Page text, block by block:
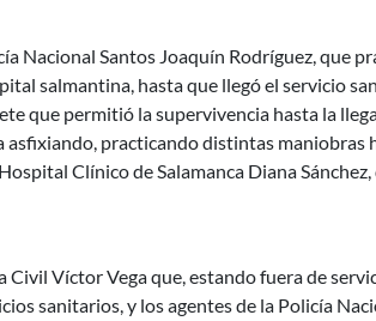
Nacional Santos Joaquín Rodríguez, que
salmantina, hasta que llegó el servicio
que permitió la supervivencia hasta la
asfixiando, practicando distintas
Clínico de Salamanca Diana
Civil Víctor Vega que, estando fuera de
sanitarios, y los agentes de la Policía